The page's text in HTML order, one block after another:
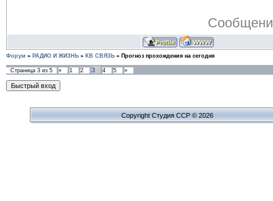
Форум » РАДИО И ЖИЗНЬ » КВ СВЯЗЬ » Прогноз прохождения на сегодня
Страница 3 из 5 « 1 2 3 4 5 »
Copyright Cтудия ССР © 2026